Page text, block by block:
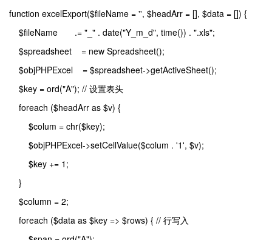
function excelExport($fileName = '', $headArr = [], $data = []) {
$fileName .= "_" . date("Y_m_d", time()) . ".xls";
$spreadsheet = new Spreadsheet();
$objPHPExcel = $spreadsheet->getActiveSheet();
$key = ord("A"); // 设置表头
foreach ($headArr as $v) {
$colum = chr($key);
$objPHPExcel->setCellValue($colum . '1', $v);
$key += 1;
}
$column = 2;
foreach ($data as $key => $rows) { // 行写入